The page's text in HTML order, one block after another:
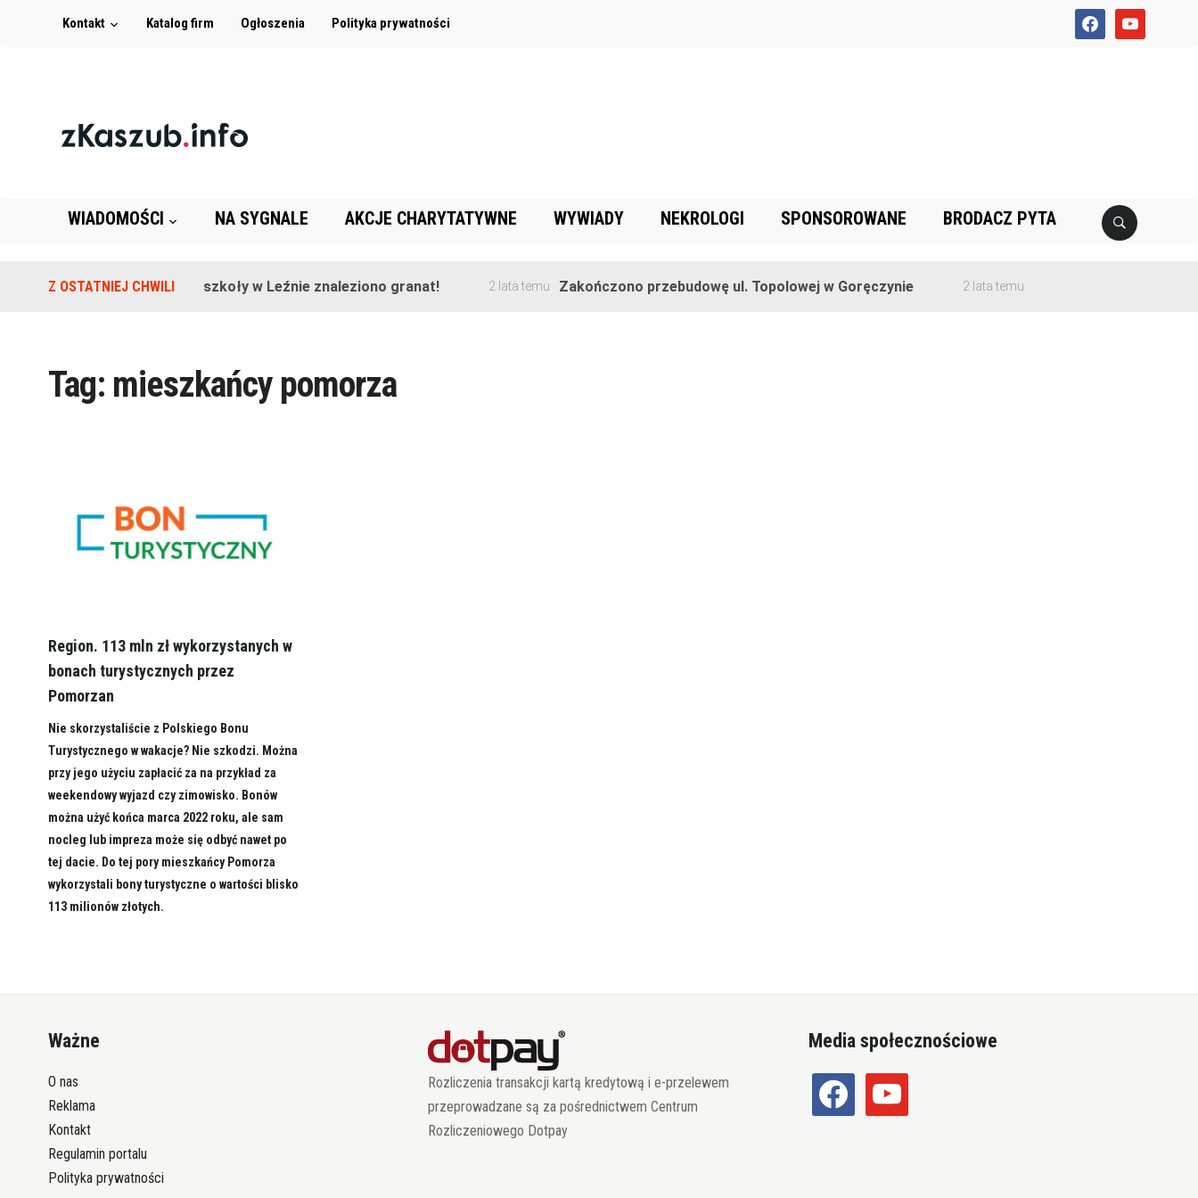
facebookyoutube
Kontakt Katalog firm Ogłoszenia Polityka prywatności
WIADOMOŚCI NA SYGNALE AKCJE CHARYTATYWNE WYWIADY NEKROLOGI SPONSOROWANE BRODACZ PYTA
Z OSTATNIEJ CHWILINa terenie szkoły w Leźnie znaleziono granat! 2 lata temu Zakończono przebudowę ul. Topolowej w Goręczynie 2 lata temu
Tag: mieszkańcy pomorza
Region. 113 mln zł wykorzystanych w
bonach turystycznych przez
Pomorzan
Nie skorzystaliście z Polskiego Bonu
Turystycznego w wakacje? Nie szkodzi. Można
przy jego użyciu zapłacić za na przykład za
weekendowy wyjazd czy zimowisko. Bonów
można użyć końca marca 2022 roku, ale sam
nocleg lub impreza może się odbyć nawet po
tej dacie. Do tej pory mieszkańcy Pomorza
wykorzystali bony turystyczne o wartości blisko
113 milionów złotych.
Ważne
O nas
Reklama
Kontakt
Regulamin portalu
Polityka prywatności
Rozliczenia transakcji kartą kredytową i e-przelewem
przeprowadzane są za pośrednictwem Centrum
Rozliczeniowego Dotpay
Media społecznościowe
facebook youtube